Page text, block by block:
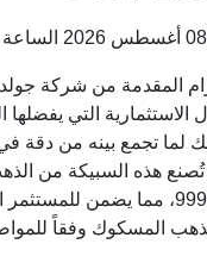
الاستثمارية التي
لما تجمع بينه من دقة في
تُصنع هذه السبيكة من
24 بنقاء يصل إلى 999.9، مما يضمن
المسكوك وفقاً